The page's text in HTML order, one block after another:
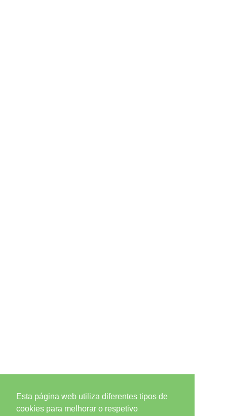
Esta página web utiliza diferentes tipos de
cookies para melhorar o respetivo